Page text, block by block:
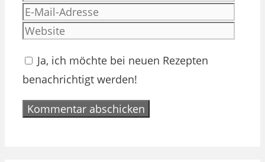
Ja, ich möchte bei neuen Rezepten
benachrichtigt werden!